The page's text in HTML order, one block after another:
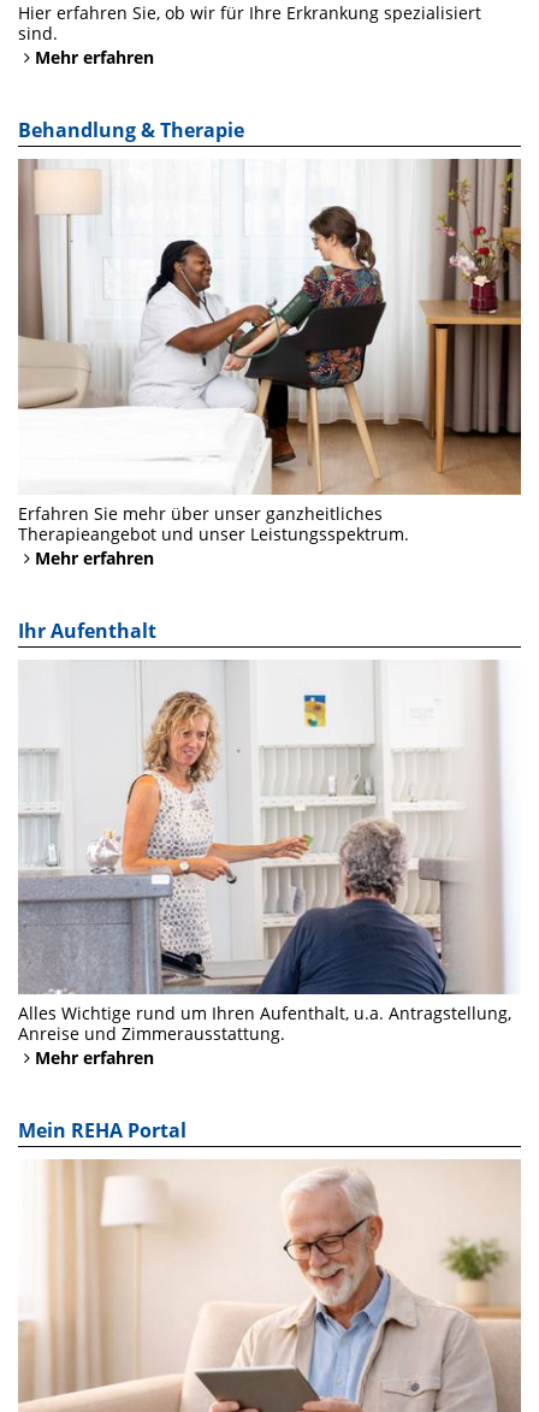
Hier erfahren Sie, ob wir für Ihre Erkrankung spezialisiert
sind.
Mehr erfahren
Behandlung & Therapie
Erfahren Sie mehr über unser ganzheitliches
Therapieangebot und unser Leistungsspektrum.
Mehr erfahren
Ihr Aufenthalt
Alles Wichtige rund um Ihren Aufenthalt, u.a. Antragstellung,
Anreise und Zimmerausstattung.
Mehr erfahren
Mein REHA Portal